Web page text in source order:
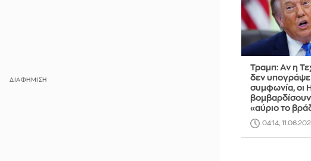
Τραμπ: Αν η
δεν
συμφωνία, οι
«αύριο το
04:14,